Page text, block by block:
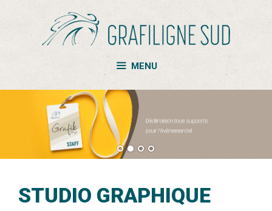
MENU
STUDIO GRAPHIQUE